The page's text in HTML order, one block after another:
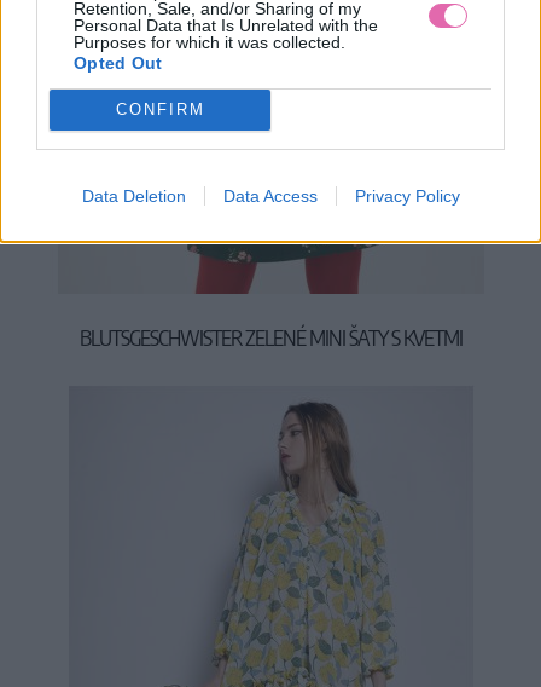
Retention, Sale, and/or Sharing of my
Personal Data that Is Unrelated with the
Purposes for which it was collected.
Opted Out
CONFIRM
Data Deletion Data Access Privacy Policy
BLUTSGESCHWISTER ZELENÉ MINI ŠATY S KVETMI